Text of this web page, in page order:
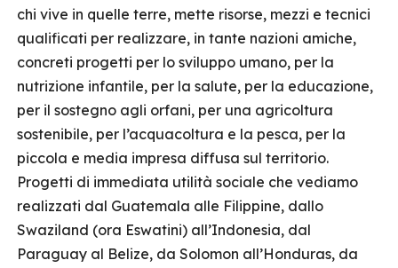
chi vive in quelle terre, mette risorse, mezzi e tecnici
qualificati per realizzare, in tante nazioni amiche,
concreti progetti per lo sviluppo umano, per la
nutrizione infantile, per la salute, per la educazione,
per il sostegno agli orfani, per una agricoltura
sostenibile, per l’acquacoltura e la pesca, per la
piccola e media impresa diffusa sul territorio.
Progetti di immediata utilità sociale che vediamo
realizzati dal Guatemala alle Filippine, dallo
Swaziland (ora Eswatini) all’Indonesia, dal
Paraguay al Belize, da Solomon all’Honduras, da